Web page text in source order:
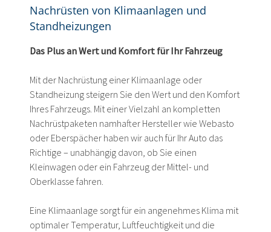
Nachrüsten von Klimaanlagen und
Standheizungen
Das Plus an Wert und Komfort für Ihr Fahrzeug
Mit der Nachrüstung einer Klimaanlage oder
Standheizung steigern Sie den Wert und den Komfort
Ihres Fahrzeugs. Mit einer Vielzahl an kompletten
Nachrüstpaketen namhafter Hersteller wie Webasto
oder Eberspächer haben wir auch für Ihr Auto das
Richtige – unabhängig davon, ob Sie einen
Kleinwagen oder ein Fahrzeug der Mittel- und
Oberklasse fahren.
Eine Klimaanlage sorgt für ein angenehmes Klima mit
optimaler Temperatur, Luftfeuchtigkeit und die